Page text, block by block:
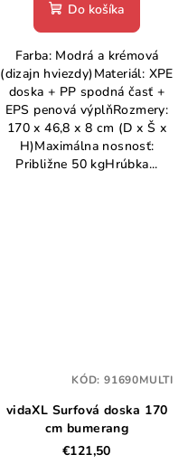
Do košíka
Farba: Modrá a krémová
(dizajn hviezdy)Materiál: XPE
doska + PP spodná časť +
EPS penová výplňRozmery:
170 x 46,8 x 8 cm (D x Š x
H)Maximálna nosnosť:
Približne 50 kgHrúbka...
vidaXL Surfová doska 170
cm bumerang
€121,50
KÓD: 91690MULTI